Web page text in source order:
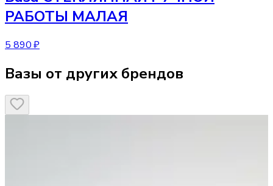
РАБОТЫ МАЛАЯ
5 890 ₽
Вазы от других брендов